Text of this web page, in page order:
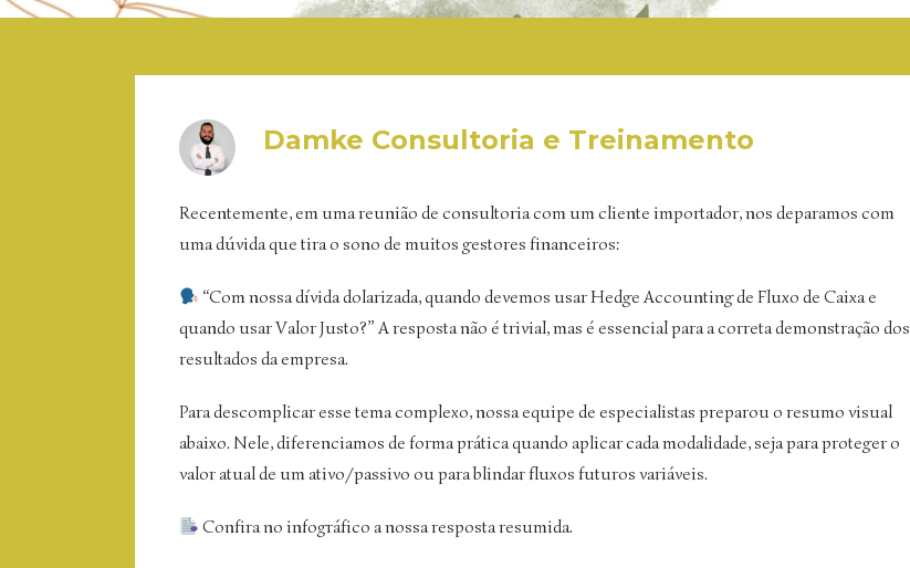
Damke Consultoria e Treinamento
Recentemente, em uma reunião de consultoria com um cliente importador, nos deparamos com
uma dúvida que tira o sono de muitos gestores financeiros:
“Com nossa dívida dolarizada, quando devemos usar Hedge Accounting de Fluxo de Caixa e
quando usar Valor Justo?” A resposta não é trivial, mas é essencial para a correta demonstração dos
resultados da empresa.
Para descomplicar esse tema complexo, nossa equipe de especialistas preparou o resumo visual
abaixo. Nele, diferenciamos de forma prática quando aplicar cada modalidade, seja para proteger o
valor atual de um ativo/passivo ou para blindar fluxos futuros variáveis.
Confira no infográfico a nossa resposta resumida.